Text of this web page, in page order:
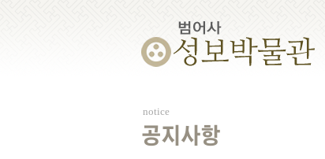
notice
공지사항